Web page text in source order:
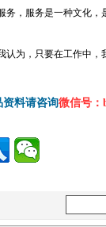
务，服务是一种文化
认为，只要在工作中
料请咨询微信号